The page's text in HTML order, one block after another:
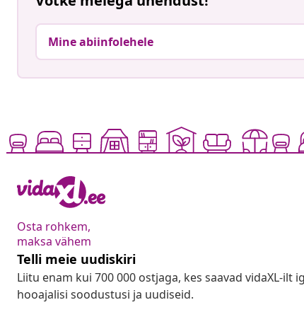
Mine abiinfolehele
Osta rohkem,
maksa vähem
Telli meie uudiskiri
Liitu enam kui 700 000 ostjaga, kes saavad vidaXL-ilt
hooajalisi soodustusi ja uudiseid.